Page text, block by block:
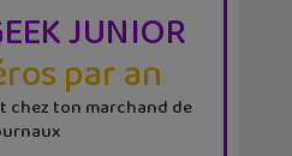
JUNIOR
par an
chez ton marchand de